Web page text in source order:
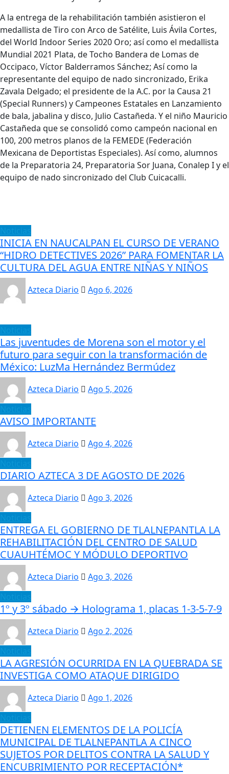
A la entrega de la rehabilitación también asistieron el
medallista de Tiro con Arco de Satélite, Luis Ávila Cortes,
del World Indoor Series 2020 Oro; así como el medallista
Mundial 2021 Plata, de Tocho Bandera de Lomas de
Occipaco, Víctor Balderramos Sánchez; Así como la
representante del equipo de nado sincronizado, Erika
Zavala Delgado; el presidente de la A.C. por la Causa 21
(Special Runners) y Campeones Estatales en Lanzamiento
de bala, jabalina y disco, Julio Castañeda. Y el niño Mauricio
Castañeda que se consolidó como campeón nacional en
100, 200 metros planos de la FEMEDE (Federación
Mexicana de Deportistas Especiales). Así como, alumnos
de la Preparatoria 24, Preparatoria Sor Juana, Conalep I y el
equipo de nado sincronizado del Club Cuicacalli.
INICIA EN NAUCALPAN EL CURSO DE VERANO
“HIDRO DETECTIVES 2026” PARA FOMENTAR LA
CULTURA DEL AGUA ENTRE NIÑAS Y NIÑOS
Azteca Diario Ago 6, 2026
Las juventudes de Morena son el motor y el
futuro para seguir con la transformación de
México: LuzMa Hernández Bermúdez
Azteca Diario
Ago 5, 2026
AVISO IMPORTANTE
Azteca Diario
Ago 4, 2026
DIARIO AZTECA 3 DE AGOSTO DE 2026
Azteca Diario
Ago 3, 2026
ENTREGA EL GOBIERNO DE TLALNEPANTLA LA
REHABILITACIÓN DEL CENTRO DE SALUD
CUAUHTÉMOC Y MÓDULO DEPORTIVO
Azteca Diario
Ago 3, 2026
1º y 3º sábado → Holograma 1, placas 1-3-5-7-9
Azteca Diario
Ago 2, 2026
LA AGRESIÓN OCURRIDA EN LA QUEBRADA SE
INVESTIGA COMO ATAQUE DIRIGIDO
Azteca Diario
Ago 1, 2026
DETIENEN ELEMENTOS DE LA POLICÍA
MUNICIPAL DE TLALNEPANTLA A CINCO
SUJETOS POR DELITOS CONTRA LA SALUD Y
ENCUBRIMIENTO POR RECEPTACIÓN*